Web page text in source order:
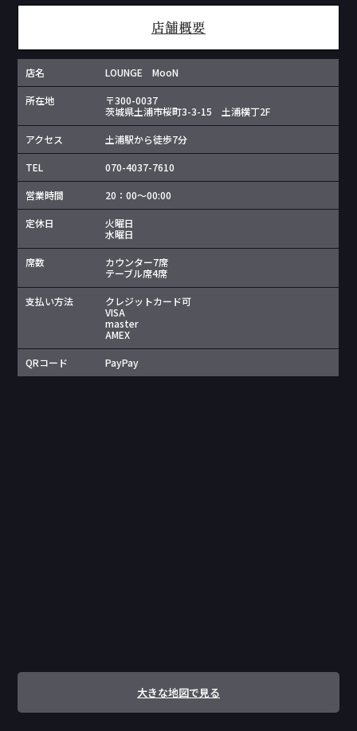
店舗概要
店名 LOUNGE MooN
所在地
〒300-0037
茨城県土浦市桜町3-3-15 土浦横丁2F
アクセス 土浦駅から徒歩7分
TEL 070-4037-7610
営業時間 20：00～00:00
定休日
火曜日
水曜日
席数
カウンター7席
テーブル席4席
支払い方法
クレジットカード可
VISA
master
AMEX
QRコード PayPay
大きな地図で見る